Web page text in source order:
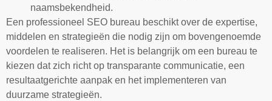
naamsbekendheid.
Een professioneel SEO bureau beschikt over de expertise,
middelen en strategieën die nodig zijn om bovengenoemde
voordelen te realiseren. Het is belangrijk om een bureau te
kiezen dat zich richt op transparante communicatie, een
resultaatgerichte aanpak en het implementeren van
duurzame strategieën.